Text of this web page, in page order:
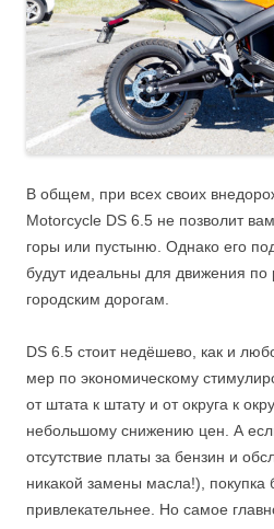
В общем, при всех своих
Motorcycle DS 6.5 не позволит
горы или пустыню. Однако его
будут идеальны для движения
городским дорогам.
DS 6.5 стоит недёшево, как и
мер по экономическому
от штата к штату и от округа к
небольшому снижению цен. А
отсутствие платы за бензин и
никакой замены масла!), покупка
привлекательнее. Но самое